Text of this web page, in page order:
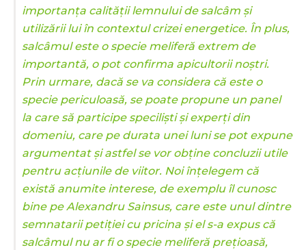
importanța calității lemnului de salcâm și
utilizării lui în contextul crizei energetice. În plus,
salcâmul este o specie meliferă extrem de
importantă, o pot confirma apicultorii noștri.
Prin urmare, dacă se va considera că este o
specie periculoasă, se poate propune un panel
la care să participe speciliști și experți din
domeniu, care pe durata unei luni se pot expune
argumentat și astfel se vor obține concluzii utile
pentru acțiunile de viitor. Noi înțelegem că
există anumite interese, de exemplu îl cunosc
bine pe Alexandru Sainsus, care este unul dintre
semnatarii petiției cu pricina și el s-a expus că
salcâmul nu ar fi o specie meliferă prețioasă,